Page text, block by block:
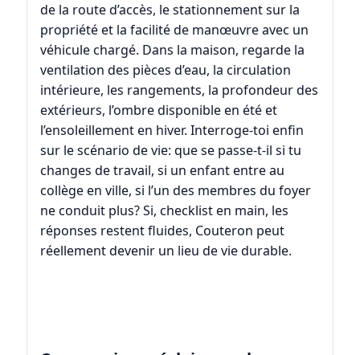
de la route d’accès, le stationnement sur la
propriété et la facilité de manœuvre avec un
véhicule chargé. Dans la maison, regarde la
ventilation des pièces d’eau, la circulation
intérieure, les rangements, la profondeur des
extérieurs, l’ombre disponible en été et
l’ensoleillement en hiver. Interroge-toi enfin
sur le scénario de vie: que se passe-t-il si tu
changes de travail, si un enfant entre au
collège en ville, si l’un des membres du foyer
ne conduit plus? Si, checklist en main, les
réponses restent fluides, Couteron peut
réellement devenir un lieu de vie durable.